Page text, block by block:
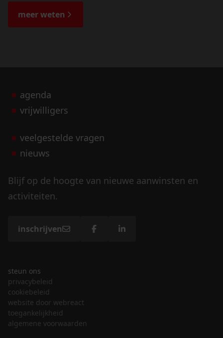
de bijzondere verhalen.
meer weten
agenda
vrijwilligers
veelgestelde vragen
nieuws
Blijf op de hoogte van nieuwe aanwinsten en
activiteiten.
inschrijven
steun ons
privacybeleid
cookiebeleid
website door webreact
toegankelijkheid
algemene voorwaarden